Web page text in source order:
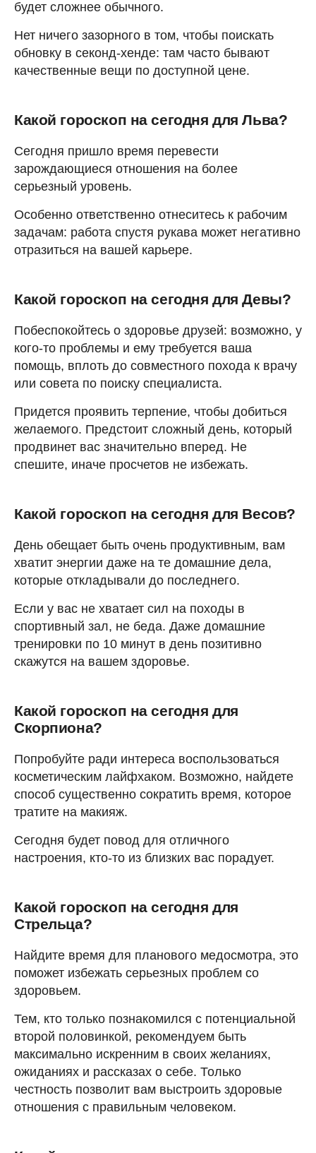
будет сложнее обычного.
Нет ничего зазорного в том, чтобы поискать
обновку в секонд-хенде: там часто бывают
качественные вещи по доступной цене.
Какой гороскоп на сегодня для Льва?
Сегодня пришло время перевести
зарождающиеся отношения на более
серьезный уровень.
Особенно ответственно отнеситесь к рабочим
задачам: работа спустя рукава может негативно
отразиться на вашей карьере.
Какой гороскоп на сегодня для Девы?
Побеспокойтесь о здоровье друзей: возможно, у
кого-то проблемы и ему требуется ваша
помощь, вплоть до совместного похода к врачу
или совета по поиску специалиста.
Придется проявить терпение, чтобы добиться
желаемого. Предстоит сложный день, который
продвинет вас значительно вперед. Не
спешите, иначе просчетов не избежать.
Какой гороскоп на сегодня для Весов?
День обещает быть очень продуктивным, вам
хватит энергии даже на те домашние дела,
которые откладывали до последнего.
Если у вас не хватает сил на походы в
спортивный зал, не беда. Даже домашние
тренировки по 10 минут в день позитивно
скажутся на вашем здоровье.
Какой гороскоп на сегодня для
Скорпиона?
Попробуйте ради интереса воспользоваться
косметическим лайфхаком. Возможно, найдете
способ существенно сократить время, которое
тратите на макияж.
Сегодня будет повод для отличного
настроения, кто-то из близких вас порадует.
Какой гороскоп на сегодня для
Стрельца?
Найдите время для планового медосмотра, это
поможет избежать серьезных проблем со
здоровьем.
Тем, кто только познакомился с потенциальной
второй половинкой, рекомендуем быть
максимально искренним в своих желаниях,
ожиданиях и рассказах о себе. Только
честность позволит вам выстроить здоровые
отношения с правильным человеком.